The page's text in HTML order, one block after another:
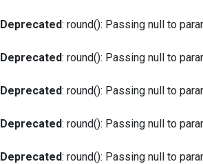
Deprecated: round(): Passing null to
Deprecated: round(): Passing null to
Deprecated: round(): Passing null to
Deprecated: round(): Passing null to
Deprecated: round(): Passing null to